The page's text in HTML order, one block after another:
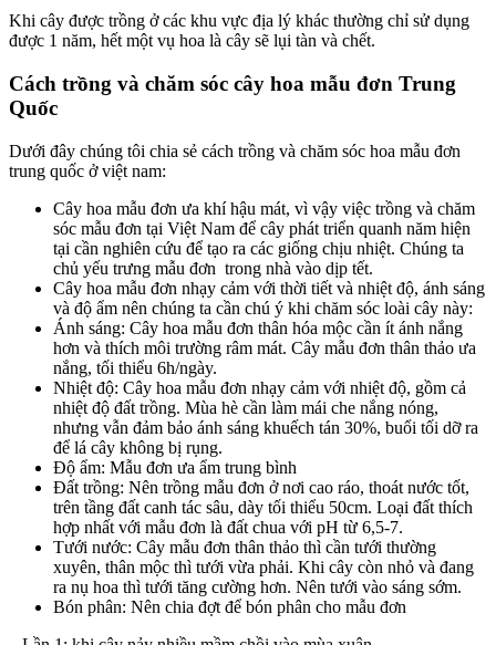
Khi cây được trồng ở các khu vực địa lý khác thường chỉ sử dụng
được 1 năm, hết một vụ hoa là cây sẽ lụi tàn và chết.
Cách trồng và chăm sóc cây hoa mẫu đơn Trung
Quốc
Dưới đây chúng tôi chia sẻ cách trồng và chăm sóc hoa mẫu đơn
trung quốc ở việt nam:
Cây hoa mẫu đơn ưa khí hậu mát, vì vậy việc trồng và chăm
sóc mẫu đơn tại Việt Nam để cây phát triển quanh năm hiện
tại cần nghiên cứu để tạo ra các giống chịu nhiệt. Chúng ta
chủ yếu trưng mẫu đơn trong nhà vào dịp tết.
Cây hoa mẫu đơn nhạy cảm với thời tiết và nhiệt độ, ánh sáng
và độ ẩm nên chúng ta cần chú ý khi chăm sóc loài cây này:
Ánh sáng: Cây hoa mẫu đơn thân hóa mộc cần ít ánh nắng
hơn và thích môi trường râm mát. Cây mẫu đơn thân thảo ưa
nắng, tối thiểu 6h/ngày.
Nhiệt độ: Cây hoa mẫu đơn nhạy cảm với nhiệt độ, gồm cả
nhiệt độ đất trồng. Mùa hè cần làm mái che nắng nóng,
nhưng vẫn đảm bảo ánh sáng khuếch tán 30%, buổi tối dỡ ra
để lá cây không bị rụng.
Độ ẩm: Mẫu đơn ưa ẩm trung bình
Đất trồng: Nên trồng mẫu đơn ở nơi cao ráo, thoát nước tốt,
trên tầng đất canh tác sâu, dày tối thiểu 50cm. Loại đất thích
hợp nhất với mẫu đơn là đất chua với pH từ 6,5-7.
Tưới nước: Cây mẫu đơn thân thảo thì cần tưới thường
xuyên, thân mộc thì tưới vừa phải. Khi cây còn nhỏ và đang
ra nụ hoa thì tưới tăng cường hơn. Nên tưới vào sáng sớm.
Bón phân: Nên chia đợt để bón phân cho mẫu đơn